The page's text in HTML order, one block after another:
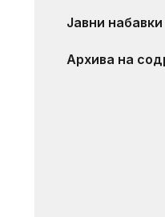
Јавни набавки
Архива на